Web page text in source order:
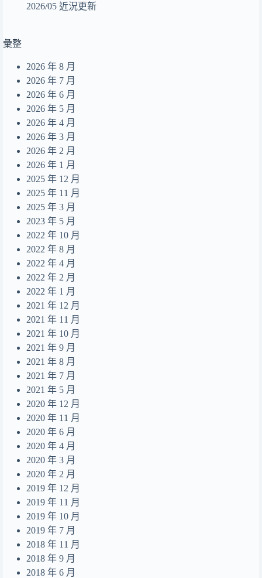
end of a life
14Summer Dream
15無人之島
16目及皆是你
17摺縫中的夢
18Daydreamer
2026/05 近況更新
彙整
2026 年 8 月
2026 年 7 月
2026 年 6 月
2026 年 5 月
2026 年 4 月
2026 年 3 月
2026 年 2 月
2026 年 1 月
2025 年 12 月
2025 年 11 月
2025 年 3 月
2023 年 5 月
2022 年 10 月
2022 年 8 月
2022 年 4 月
2022 年 2 月
2022 年 1 月
2021 年 12 月
2021 年 11 月
2021 年 10 月
2021 年 9 月
2021 年 8 月
2021 年 7 月
2021 年 5 月
2020 年 12 月
2020 年 11 月
2020 年 6 月
2020 年 4 月
2020 年 3 月
2020 年 2 月
2019 年 12 月
2019 年 11 月
2019 年 10 月
2019 年 7 月
2018 年 11 月
2018 年 9 月
2018 年 6 月